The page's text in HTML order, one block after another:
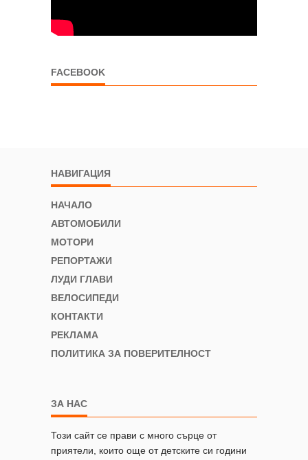
FACEBOOK
НАВИГАЦИЯ
НАЧАЛО
АВТОМОБИЛИ
МОТОРИ
РЕПОРТАЖИ
ЛУДИ ГЛАВИ
ВЕЛОСИПЕДИ
КОНТАКТИ
РЕКЛАМА
ПОЛИТИКА ЗА ПОВЕРИТЕЛНОСТ
ЗА НАС
Този сайт се прави с много сърце от
приятели, които още от детските си години